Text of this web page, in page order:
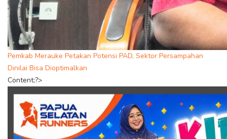
Pemkab Merauke Petakan Potensi PAD, Sektor Persampahan
Dinilai Bisa Dioptimalkan
Content;?>